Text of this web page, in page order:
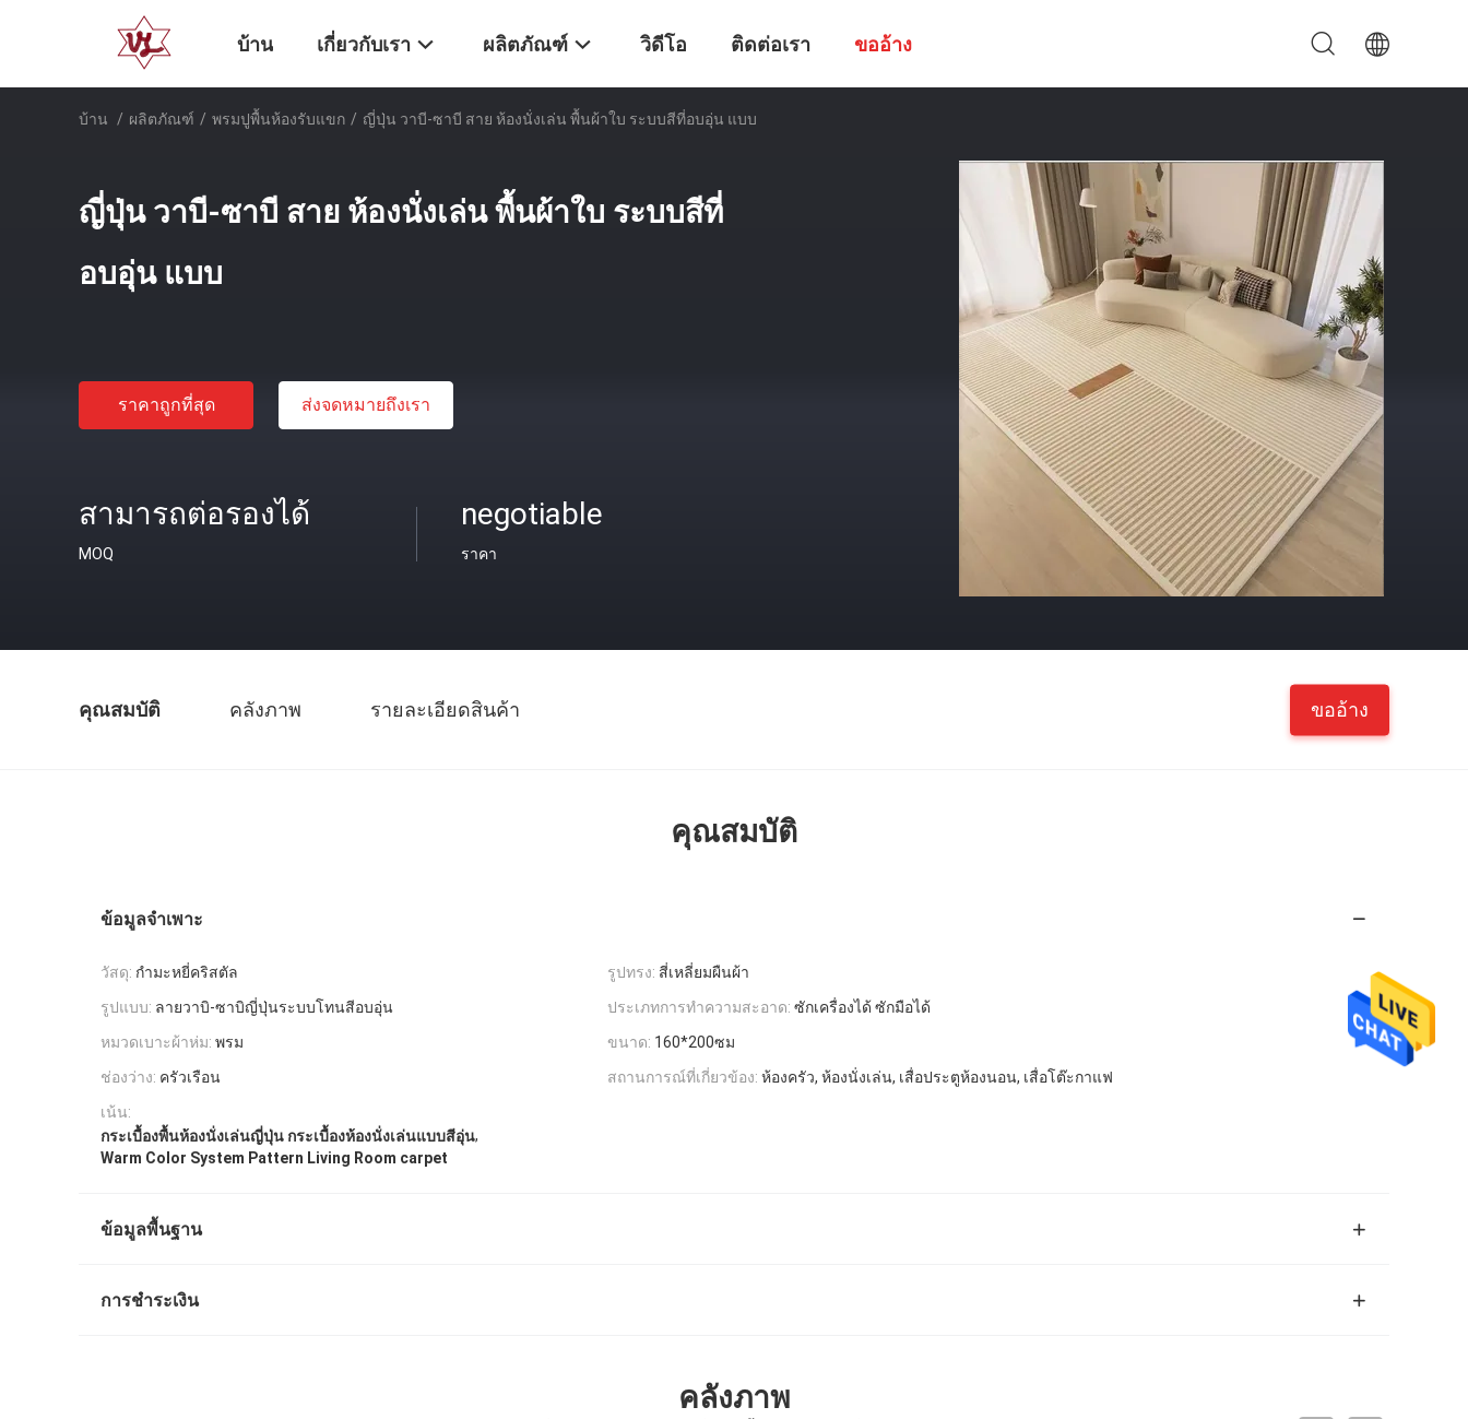
บ้าน เกี่ยวกับเรา ผลิตภัณฑ์ วิดีโอ ติดต่อเรา ขออ้าง
บ้าน / ผลิตภัณฑ์ / พรมปูพื้นห้องรับแขก / ญี่ปุ่น วาบี-ซาบี สาย ห้องนั่งเล่น พื้นผ้าใบ ระบบสีที่อบอุ่น แบบ
ญี่ปุ่น วาบี-ซาบี สาย ห้องนั่งเล่น พื้นผ้าใบ ระบบสีที่
อบอุ่น แบบ
ราคาถูกที่สุด ส่งจดหมายถึงเรา
สามารถต่อรองได้
MOQ
negotiable
ราคา
คุณสมบัติ คลังภาพ รายละเอียดสินค้า ขออ้าง
คุณสมบัติ
ข้อมูลจำเพาะ
วัสดุ: กำมะหยี่คริสตัล รูปทรง: สี่เหลี่ยมผืนผ้า
รูปแบบ: ลายวาบิ-ซาบิญี่ปุ่นระบบโทนสีอบอุ่น ประเภทการทำความสะอาด: ซักเครื่องได้ ซักมือได้
หมวดเบาะผ้าห่ม: พรม ขนาด: 160*200ซม
ช่องว่าง: ครัวเรือน สถานการณ์ที่เกี่ยวข้อง: ห้องครัว, ห้องนั่งเล่น, เสื่อประตูห้องนอน, เสื่อโต๊ะกาแฟ
เน้น:
กระเบื้องพื้นห้องนั่งเล่นญี่ปุ่น กระเบื้องห้องนั่งเล่นแบบสีอุ่น,
Warm Color System Pattern Living Room carpet
ข้อมูลพื้นฐาน
การชำระเงิน
คลังภาพ